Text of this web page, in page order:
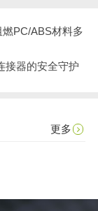
PC/ABS材料多
接器的安全守护
更多